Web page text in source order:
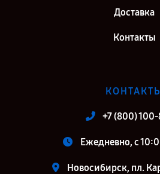
Доставка
Контакты
+7 (800)
Ежедневно, с
Новосибирск, пл.